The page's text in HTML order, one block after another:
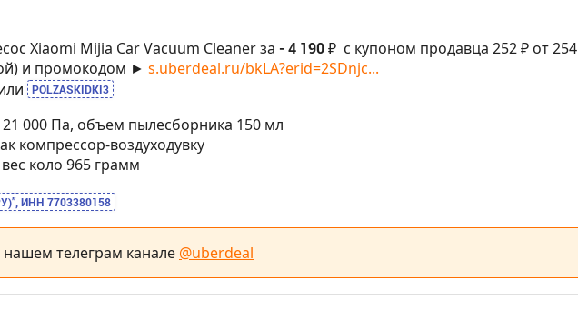
Xiaomi Mijia Car Vacuum Cleaner за - 4 190 ₽ с купоном продавца 252 ₽ от 254
и промокодом ► s.uberdeal.ru/bkLA?erid=2SDnjc...
POLZASKIDKI3
000 Па, объем пылесборника 150 мл
компрессор-воздуходувку
коло 965 грамм
ИНН 7703380158
телеграм канале @uberdeal